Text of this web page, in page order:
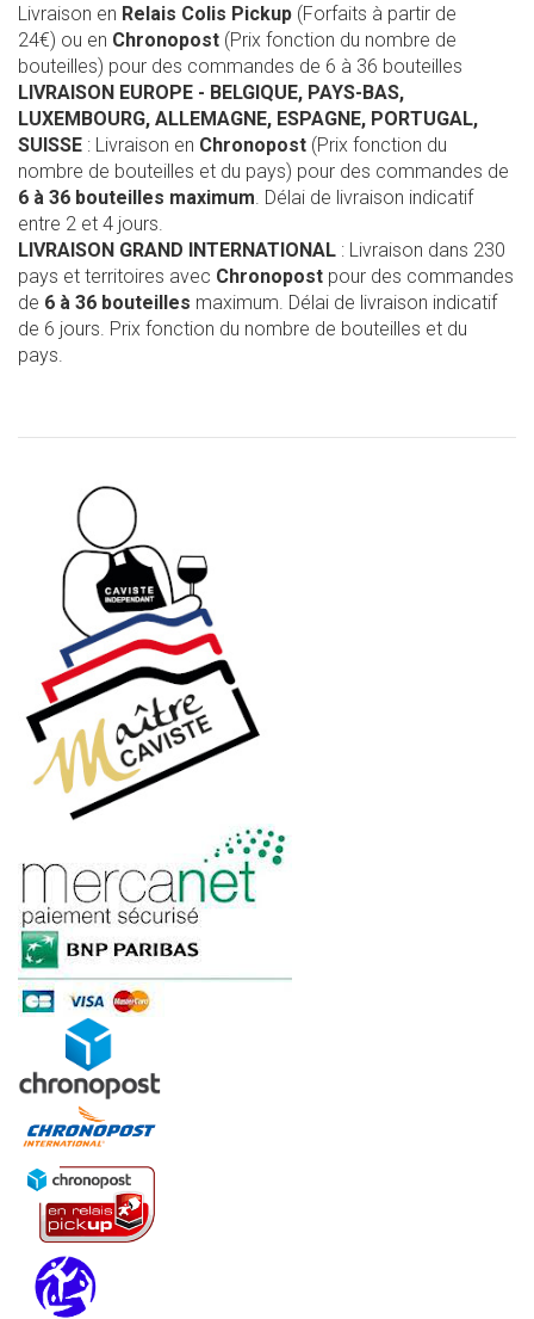
Livraison en Relais Colis Pickup (Forfaits à partir de
24€) ou en Chronopost (Prix fonction du nombre de
bouteilles) pour des commandes de 6 à 36 bouteilles
LIVRAISON EUROPE - BELGIQUE, PAYS-BAS,
LUXEMBOURG, ALLEMAGNE, ESPAGNE, PORTUGAL,
SUISSE : Livraison en Chronopost (Prix fonction du
nombre de bouteilles et du pays) pour des commandes de
6 à 36 bouteilles maximum. Délai de livraison indicatif
entre 2 et 4 jours.
LIVRAISON GRAND INTERNATIONAL : Livraison dans 230
pays et territoires avec Chronopost pour des commandes
de 6 à 36 bouteilles maximum. Délai de livraison indicatif
de 6 jours. Prix fonction du nombre de bouteilles et du
pays.